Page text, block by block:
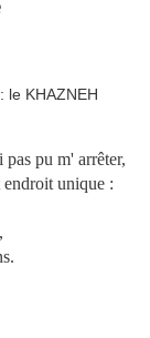
le KHAZNEH
pu m' arrêter,
unique :